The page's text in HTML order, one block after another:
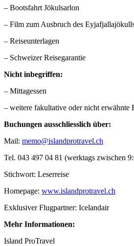
– Bootsfahrt Jökulsarlon
– Film zum Ausbruch des
– Reiseunterlagen
– Schweizer Reisegarantie
Nicht inbegriffen:
– Mittagessen
– weitere fakultative oder nicht erwähnte
Buchungen ausschliesslich über:
Mail: memo@islandprotravel.ch
Tel. 043 497 04 81 (werktags zwischen
Stichwort: Leserreise
Homepage: www.islandprotravel.ch
Exklusiver Flugpartner: Icelandair
Mehr Informationen:
Island ProTravel